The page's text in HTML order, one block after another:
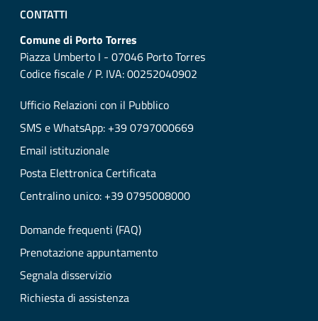
CONTATTI
Comune di Porto Torres
Piazza Umberto I - 07046 Porto Torres
Codice fiscale / P. IVA: 00252040902
Ufficio Relazioni con il Pubblico
SMS e WhatsApp: +39 0797000669
Email istituzionale
Posta Elettronica Certificata
Centralino unico: +39 0795008000
Domande frequenti (FAQ)
Prenotazione appuntamento
Segnala disservizio
Richiesta di assistenza